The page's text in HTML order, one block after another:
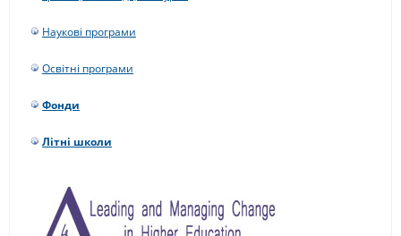
Наукові програми
Освітні програми
Фонди
Літні школи